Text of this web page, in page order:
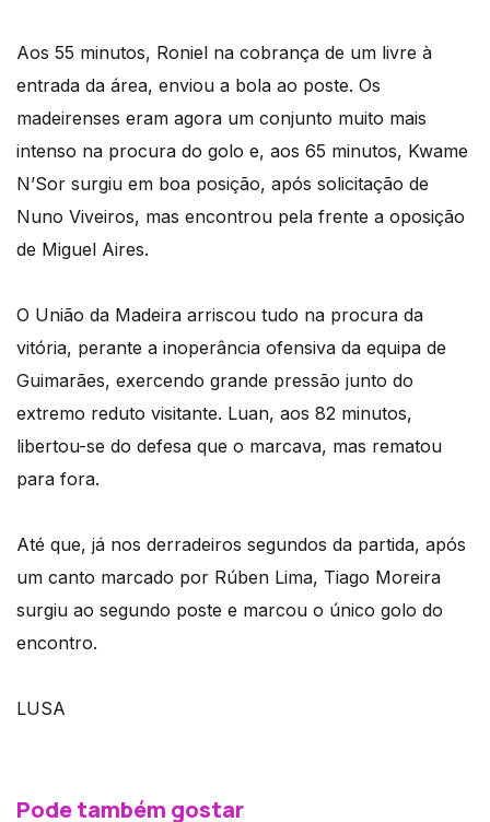
Aos 55 minutos, Roniel na cobrança de um livre à
entrada da área, enviou a bola ao poste. Os
madeirenses eram agora um conjunto muito mais
intenso na procura do golo e, aos 65 minutos, Kwame
N’Sor surgiu em boa posição, após solicitação de
Nuno Viveiros, mas encontrou pela frente a oposição
de Miguel Aires.
O União da Madeira arriscou tudo na procura da
vitória, perante a inoperância ofensiva da equipa de
Guimarães, exercendo grande pressão junto do
extremo reduto visitante. Luan, aos 82 minutos,
libertou-se do defesa que o marcava, mas rematou
para fora.
Até que, já nos derradeiros segundos da partida, após
um canto marcado por Rúben Lima, Tiago Moreira
surgiu ao segundo poste e marcou o único golo do
encontro.
LUSA
Pode também gostar